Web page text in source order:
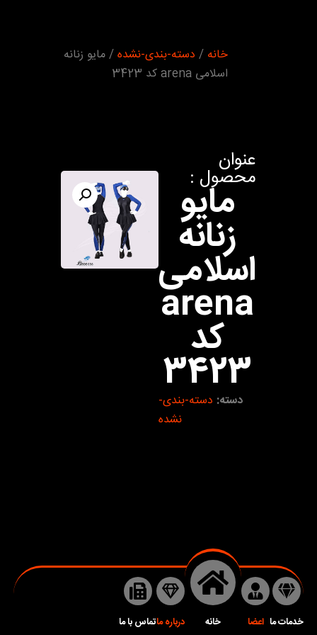
خانه / دسته-بندی-نشده/ مایو زنانه
اسلامی arena کد 3423
عنوان
محصول :
مایو
زنانه
اسلامی
arena
کد
3423
دسته: دسته-بندی-
نشده
خدمات ما اعضا خانه درباره ماتماس با ما